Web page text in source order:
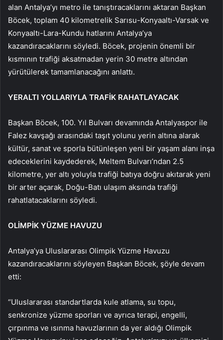
alan Antalya’yı metro ile tanıştıracaklarını aktaran Başkan
Böcek, toplam 40 kilometrelik Sarısu-Konyaaltı-Varsak ve
Konyaaltı-Lara-Kundu hatlarını Antalya’ya
kazandıracaklarını söyledi. Böcek, projenin önemli bir
kısmının trafiği aksatmadan yerin 30 metre altından
yürütülerek tamamlanacağını anlattı.
YERALTI YOLLARIYLA TRAFİK RAHATLAYACAK
Başkan Böcek, 100. Yıl Bulvarı devamında Antalyaspor ile
Falez kavşağı arasındaki taşıt yolunu yerin altına alarak
kültür, sanat ve sporla bütünleşen yeni bir yaşam alanı inşa
edeceklerini kaydederek, Meltem Bulvarı’ndan 2.5
kilometre, yer altı yoluyla trafiği batıya doğru akıtarak yeni
bir arter açarak, Doğu-Batı ulaşım aksında trafiği
rahatlatacaklarını söyledi.
OLİMPİK YÜZME HAVUZU
Antalya’ya Uluslararası Olimpik Yüzme Havuzu
kazandıracaklarını söyleyen Başkan Böcek, şöyle devam
etti:
“Uluslararası standartlarda kule atlama, su topu,
senkronize yüzme sporları ve ayrıca terapi, engelli,
çırpınma ve ısınma havuzlarının da yer aldığı Olimpik